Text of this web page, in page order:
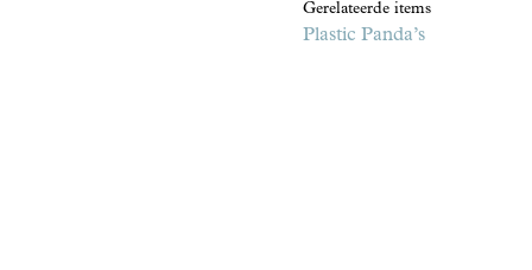
Gerelateerde items
Plastic Panda’s